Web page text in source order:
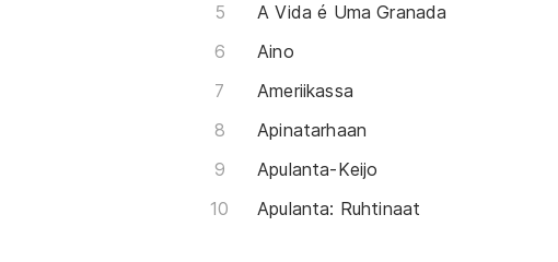
A Vida é Uma Granada
Aino
Ameriikassa
Apinatarhaan
Apulanta-Keijo
Apulanta: Ruhtinaat